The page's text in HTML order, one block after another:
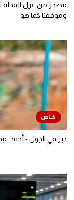
مصدر من غزل المحلة
وموقفنا كما هو
خبر في الجول - أحمد عبد القادر يوقع